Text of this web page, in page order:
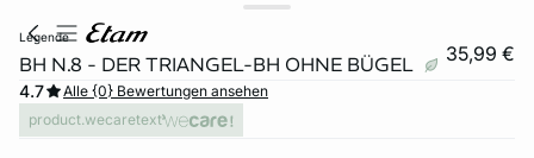
legende
BH N.8 - DER TRIANGEL-BH OHNE BÜGEL 35,99 €
4.7
Alle {0} Bewertungen ansehen
product.wecaretext